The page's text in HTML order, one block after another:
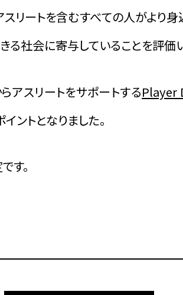
リートを含むすべての人がより
る社会に寄与していることを評価
アスリートをサポートするPlayer
ントとなりました。
す。